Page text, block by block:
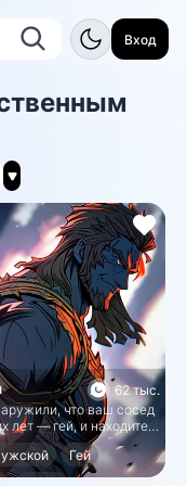
Вход
62 тыс.
что ваш сосед
лет — гей, и находите
Гей